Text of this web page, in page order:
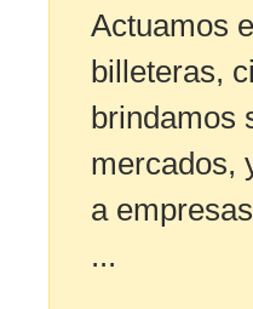
Actuamos
billeteras,
brindamos
mercados,
a
...